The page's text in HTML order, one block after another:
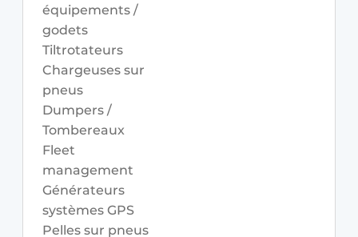
Termes et conditions
Video’s
Construction bois
Contrôle d’accès
Éclairage
Fondations
équipements /
godets
Tiltrotateurs
Chargeuses sur
pneus
Dumpers /
Tombereaux
Fleet
management
Générateurs
systèmes GPS
Pelles sur pneus